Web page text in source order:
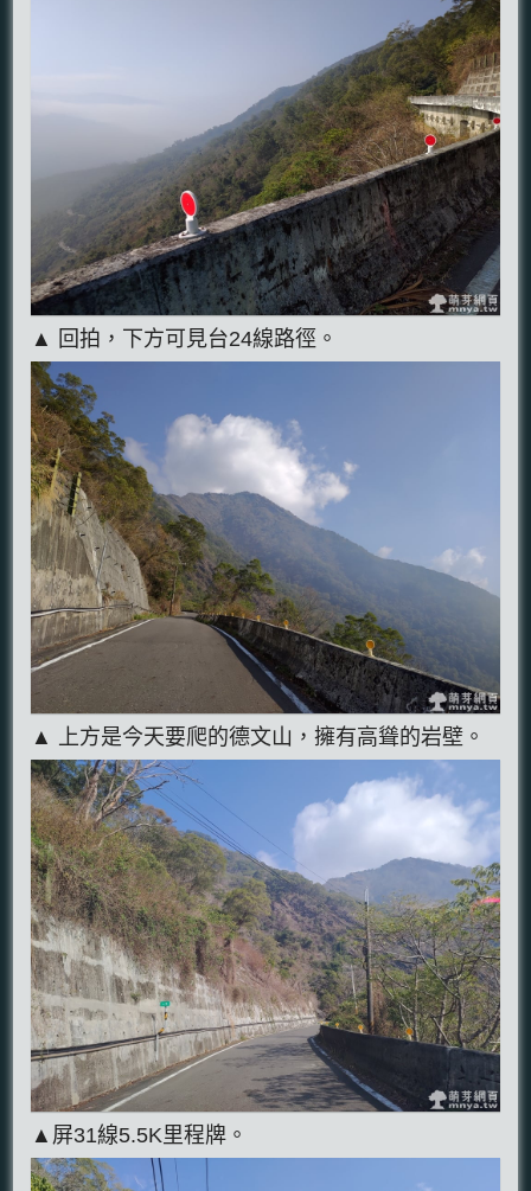
▲ 回拍，下方可見台24線路徑。
▲ 上方是今天要爬的德文山，擁有高聳的岩壁。
▲屏31線5.5K里程牌。